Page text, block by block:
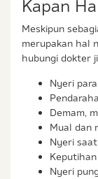
Kapan
Meskipun
merupakan hal
hubungi dokter
Nyeri
Demam,
Mual dan
Nyeri
Nyeri